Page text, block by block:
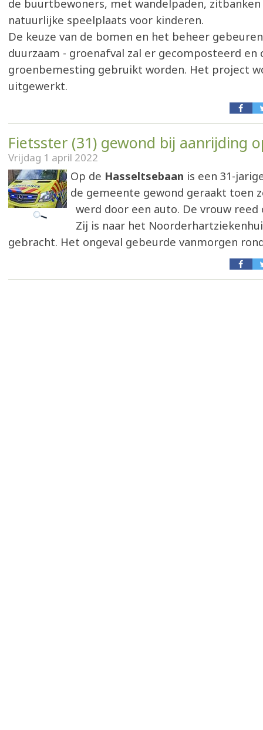
de buurtbewoners, met wandelpaden, zitbanken
natuurlijke speelplaats voor kinderen.
De keuze van de bomen en het beheer
duurzaam - groenafval zal er gecomposteerd en
groenbemesting gebruikt worden. Het project
uitgewerkt.
Fietsster (31) gewond bij aanrijding
Vrijdag 1 april 2022
Op de Hasseltsebaan is een 31-
de gemeente gewond geraakt toen
werd door een auto. De vrouw
Zij is naar het
gebracht. Het ongeval gebeurde vanmorgen